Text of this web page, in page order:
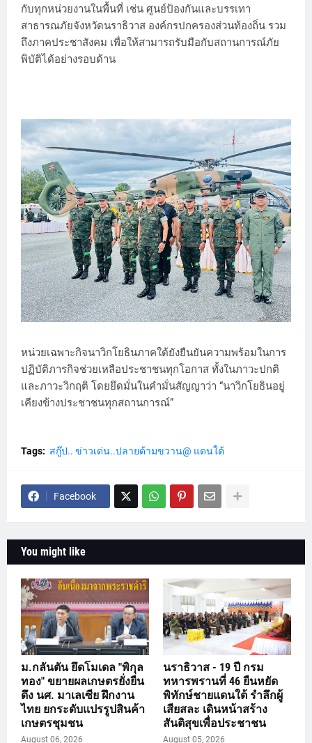
กับทุกหน่วยงานในพื้นที่ เช่น ศูนย์ป้องกันและบรรเทา
สาธารณภัยจังหวัดนราธิวาส องค์กรปกครองส่วนท้องถิ่น รวม
ถึงภาคประชาสังคม เพื่อให้สามารถรับมือกับสถานการณ์ภัย
พิบัติได้อย่างรอบด้าน
หน่วยเฉพาะกิจนาวิกโยธินภาคใต้ยังยืนยันความพร้อมในการ
ปฏิบัติภารกิจช่วยเหลือประชาชนทุกโอกาส ทั้งในภาวะปกติ
และภาวะวิกฤติ โดยยึดมั่นในคำมั่นสัญญาว่า “นาวิกโยธินอยู่
เคียงข้างประชาชนทุกสถานการณ์”
Tags: สกู๊ป.. ข่าวเด่น..ปลายด้ามขวาน@ แดนใต้
Facebook
You might like
ม.กลันตัน ยึดโมเดล "พิกุล
ทอง" ขยายผลเกษตรยั่งยืน
ดึง นศ. มาเลเซีย ฝึกงาน
ไทย ยกระดับแปรรูปสินค้า
เกษตรชุมชน
August 06, 2026
นราธิวาส - 19 ปี กรม
ทหารพรานที่ 46 ยืนหยัด
พิทักษ์ชายแดนใต้ รำลึกผู้
เสียสละ เดินหน้าสร้าง
สันติสุขเพื่อประชาชน
August 05, 2026